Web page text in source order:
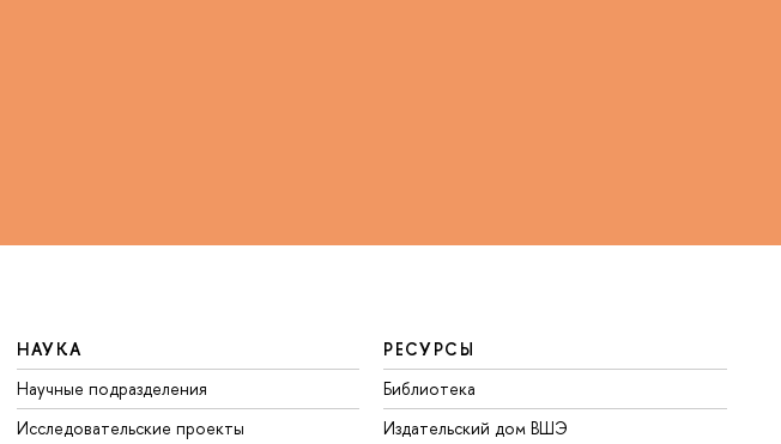
НАУКА
Научные подразделения
Исследовательские проекты
РЕСУРСЫ
Библиотека
Издательский дом ВШЭ